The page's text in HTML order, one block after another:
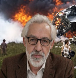
YAŞAM
Zonguldak